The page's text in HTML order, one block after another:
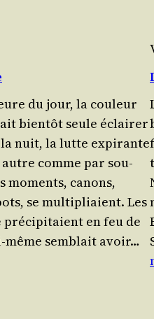
du jour, la cou­leur
bien­tôt seule éclai­rer
la nuit, la lutte expi­rante
comme par sou­
moments, canons,
se mul­ti­pliaient. Les
pré­ci­pi­taient en feu de
sem­blait avoir…